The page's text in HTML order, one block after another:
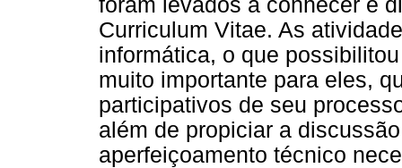
Curriculum Vitae. As
informática, o que
muito importante para eles,
participativos de seu
além de propiciar a
aperfeiçoamento técnico